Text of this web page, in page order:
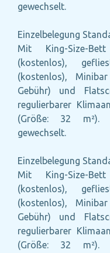
gewechselt.
Einzelbelegung
Mit King-Size-
(kostenlos),
(kostenlos),
Gebühr) und
regulierbarer
(Größe: 32 m²).
gewechselt.
Einzelbelegung
Mit King-Size-
(kostenlos),
(kostenlos),
Gebühr) und
regulierbarer
(Größe: 32 m²).